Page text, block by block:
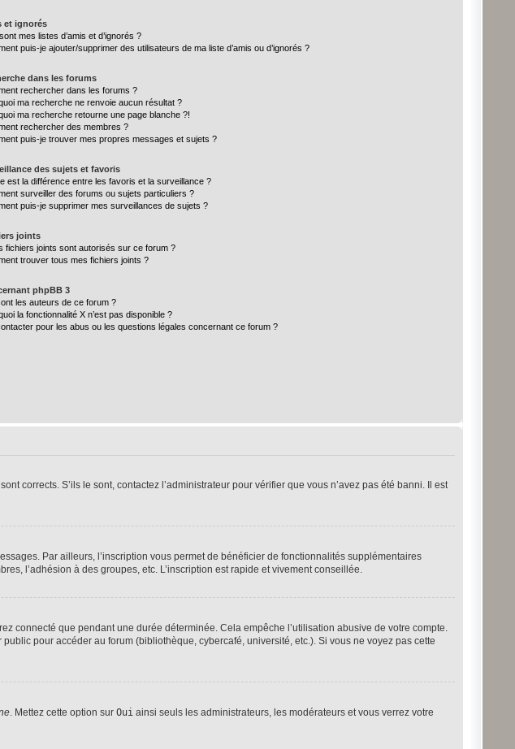
et ignorés
mes listes d’amis et d’ignorés ?
puis-je ajouter/supprimer des utilisateurs de ma liste d’amis ou d’ignorés ?
dans les forums
rechercher dans les forums ?
ma recherche ne renvoie aucun résultat ?
ma recherche retourne une page blanche ?!
rechercher des membres ?
puis-je trouver mes propres messages et sujets ?
des sujets et favoris
est la différence entre les favoris et la surveillance ?
surveiller des forums ou sujets particuliers ?
puis-je supprimer mes surveillances de sujets ?
joints
fichiers joints sont autorisés sur ce forum ?
trouver tous mes fichiers joints ?
phpBB 3
les auteurs de ce forum ?
la fonctionnalité X n’est pas disponible ?
pour les abus ou les questions légales concernant ce forum ?
corrects. S’ils le sont, contactez l’administrateur pour vérifier que vous n’avez pas été banni. Il est
Par ailleurs, l’inscription vous permet de bénéficier de fonctionnalités supplémentaires
l’adhésion à des groupes, etc. L’inscription est rapide et vivement conseillée.
connecté que pendant une durée déterminée. Cela empêche l’utilisation abusive de votre compte.
pour accéder au forum (bibliothèque, cybercafé, université, etc.). Si vous ne voyez pas cette
. Mettez cette option sur Ouiainsi seuls les administrateurs, les modérateurs et vous verrez votre